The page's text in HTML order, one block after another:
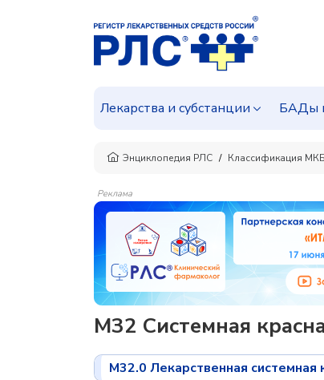
Лекарства и субстанции БАДы
Энциклопедия РЛС Классификация
Реклама
M32 Системная
M32.0 Лекарственная системная